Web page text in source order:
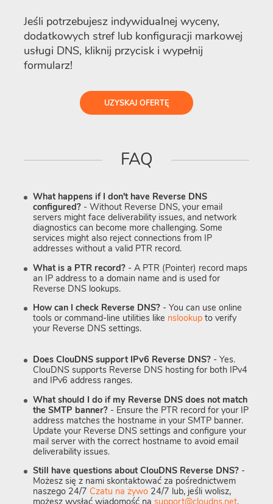
Jeśli potrzebujesz indywidualnej wyceny,
dodatkowych stref lub konfiguracji markowej
usługi DNS, kliknij przycisk i wypełnij
formularz!
UZYSKAJ OFERTĘ
FAQ
What happens if I don't have Reverse DNS
configured? - Without Reverse DNS, your email
servers might face deliverability issues, and network
diagnostics can become more challenging. Some
services might also reject connections from IP
addresses without a valid PTR record.
What is a PTR record? - A PTR (Pointer) record maps
an IP address to a domain name and is used for
Reverse DNS lookups.
How can I check Reverse DNS? - You can use online
tools or command-line utilities like nslookup to verify
your Reverse DNS settings.
Does ClouDNS support IPv6 Reverse DNS? - Yes.
ClouDNS supports Reverse DNS hosting for both IPv4
and IPv6 address ranges.
What should I do if my Reverse DNS does not match
the SMTP banner? - Ensure the PTR record for your IP
address matches the hostname in your SMTP banner.
Update your Reverse DNS settings and configure your
mail server with the correct hostname to avoid email
deliverability issues.
Still have questions about ClouDNS Reverse DNS? -
Możesz się z nami skontaktować za pośrednictwem
naszego 24/7 Czatu na żywo 24/7 lub, jeśli wolisz,